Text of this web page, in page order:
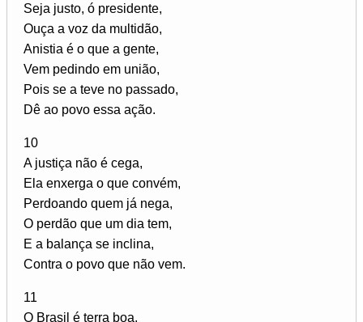
Seja justo, ó presidente,
Ouça a voz da multidão,
Anistia é o que a gente,
Vem pedindo em união,
Pois se a teve no passado,
Dê ao povo essa ação.
10
A justiça não é cega,
Ela enxerga o que convém,
Perdoando quem já nega,
O perdão que um dia tem,
E a balança se inclina,
Contra o povo que não vem.
11
O Brasil é terra boa,